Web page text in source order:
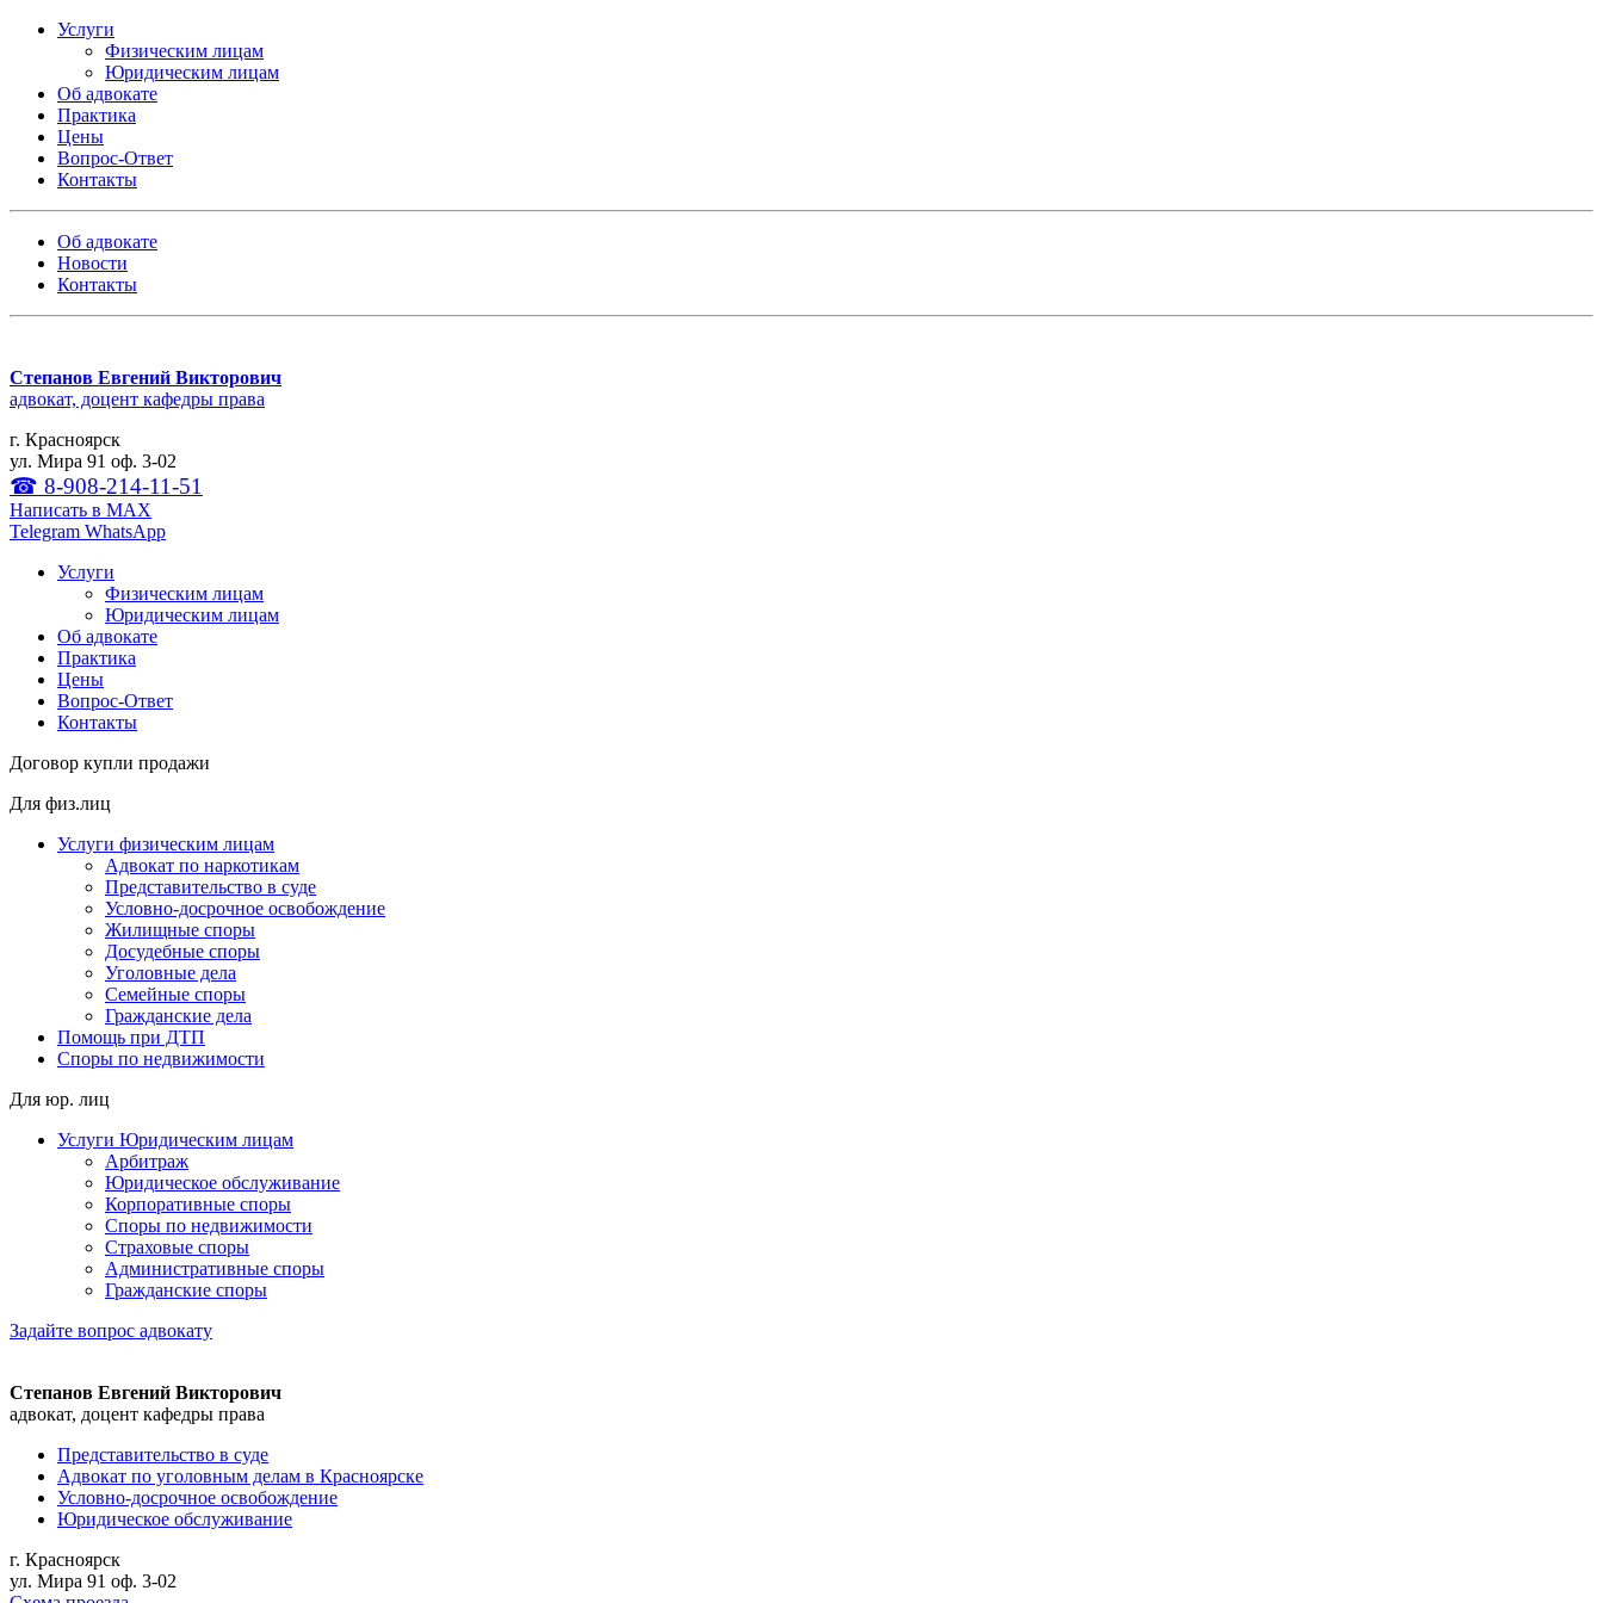
Услуги
Физическим лицам
Юридическим лицам
Об адвокате
Практика
Цены
Вопрос-Ответ
Контакты
Об адвокате
Новости
Контакты
Степанов Евгений Викторович
адвокат, доцент кафедры права
г. Красноярск
ул. Мира 91 оф. 3-02
☎ 8-908-214-11-51
Написать в МАХ
Telegram WhatsApp
Услуги
Физическим лицам
Юридическим лицам
Об адвокате
Практика
Цены
Вопрос-Ответ
Контакты
Договор купли продажи
Для физ.лиц
Услуги физическим лицам
Адвокат по наркотикам
Представительство в суде
Условно-досрочное освобождение
Жилищные споры
Досудебные споры
Уголовные дела
Семейные споры
Гражданские дела
Помощь при ДТП
Споры по недвижимости
Для юр. лиц
Услуги Юридическим лицам
Арбитраж
Юридическое обслуживание
Корпоративные споры
Споры по недвижимости
Страховые споры
Административные споры
Гражданские споры
Задайте вопрос адвокату
Степанов Евгений Викторович
адвокат, доцент кафедры права
Представительство в суде
Адвокат по уголовным делам в Красноярске
Условно-досрочное освобождение
Юридическое обслуживание
г. Красноярск
ул. Мира 91 оф. 3-02